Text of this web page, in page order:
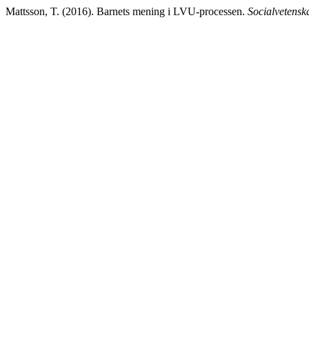
Mattsson, T. (2016). Barnets mening i LVU-processen.